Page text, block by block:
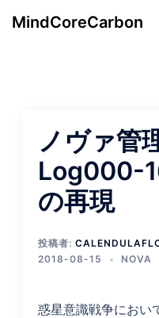
MindCoreCarbon
ノヴァ管
Log000-
の再現
投稿者:
2018-08-15
NOVA
惑星意識戦争におい